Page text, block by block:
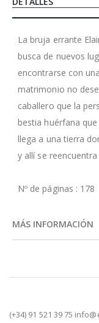
La bruja errante
busca de nuevos
encontrarse con
matrimonio no
caballero que la
bestia huérfana
llega a una tierra
y allí se
Nº de páginas : 178
MÁS INFORMACIÓN
(+34) 91 521 39 75